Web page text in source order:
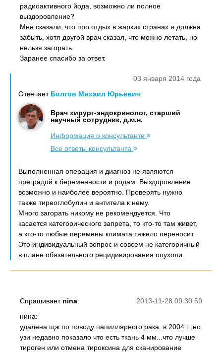
радиоактивного йода, возможно ли полное
выздоровление?
Мне сказали, что про отдых в жарких странах я должна
забыть, хотя другой врач сказал, что можно летать, но
нельзя загорать.
Заранее спасибо за ответ.
03 января 2014 года
Отвечает Болгов Михаил Юрьевич:
Врач хирург-эндокринолог, старший
научный сотрудник, д.м.н.
Информация о консультанте
Все ответы консультанта
Выполненная операция и диагноз не являются
преградой к беременности и родам. Выздоровление
возможно и наиболее вероятно. Проверять нужно
также тиреоглобулин и антитела к нему.
Много загорать никому не рекомендуется. Что
касается категорического запрета, то кто-то там живет,
а кто-то любые перемены климата тяжело переносит.
Это индивидуальный вопрос и совсем не категоричный
в плане обязательного рецидивирования опухоли.
2013-11-28 09:30:59
Спрашивает nina:
нина:
удалена щж по поводу папиллярного рака. в 2004 г ,но
узи недавно показало что есть ткань 4 мм...что лучше
тироген или отмена тироксина для сканирование